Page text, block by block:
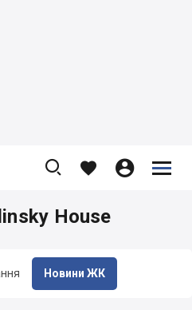
   


Новини ЖК
House